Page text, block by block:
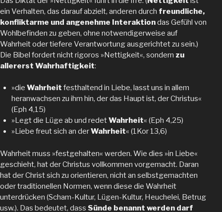
ein Verhalten, das darauf abzielt, anderen durch freundliche,
konfliktarme und angenehme Interaktiondas Gefühl von
Wohlbefinden zu geben, ohne notwendigerweise auf
Wahrheit oder tiefere Verantwortung ausgerichtet zu sein.)
Die Bibel fordert nicht rigoros »Nettigkeit«, sondern zu
allererst Wahrhaftigkeit:
»die Wahrheit festhaltend in Liebe, lasst uns in allem
heranwachsen zu ihm hin, der das Haupt ist, der Christus«
(Eph 4,15)
»Legt die Lüge ab und redetWahrheit« (Eph 4,25)
»Liebe freut sich an derWahrheit« (1Kor 13,6)
Wahrheit muss »festgehalten« werden. Wie dies »in Liebe«
geschieht, hat der Christus vollkommen vorgemacht. Daran
hat der Christ sich zu orientieren, nicht an selbstgemachten
oder traditionellen Normen, wenn diese die Wahrheit
unterdrücken (Scham-Kultur, Lügen-Kultur, Heuchelei, Betrug
usw.). Das bedeutet, dass Sünde benannt werden darf